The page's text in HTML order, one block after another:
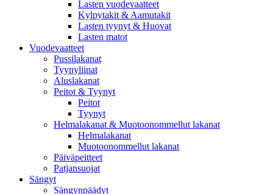
Lasten vuodevaatteet
Kylpytakit & Aamutakit
Lasten tyynyt & Huovat
Lasten matot
Vuodevaatteet
Pussilakanat
Tyynyliinat
Aluslakanat
Peitot & Tyynyt
Peitot
Tyynyt
Helmalakanat & Muotoonommellut lakanat
Helmalakanat
Muotoonommellut lakanat
Päiväpeitteet
Patjansuojat
Sängyt
Sängynpäädyt